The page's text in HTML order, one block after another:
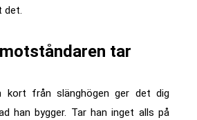
det.
tar
kort från slänghögen ger det dig
han bygger. Tar han inget alls på